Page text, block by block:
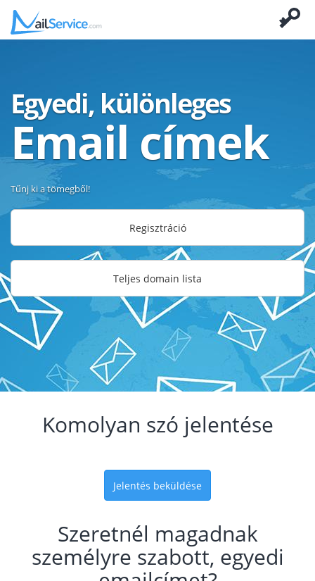
Egyedi, különleges
Email címek
Tűnj ki a tömegből!
Regisztráció
Teljes domain lista
Komolyan szó jelentése
Jelentés beküldése
Szeretnél magadnak
személyre szabott, egyedi